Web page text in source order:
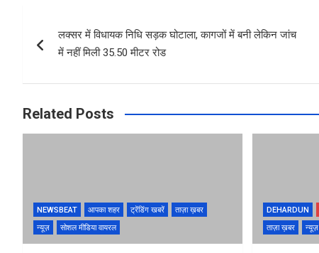
o
o
k
A
p
p
navigation
लक्सर में विधायक निधि सड़क घोटाला, कागजों में बनी लेकिन जांच
में नहीं मिली 35.50 मीटर रोड
Related Posts
NEWSBEAT आपका शहर ट्रेंडिंग खबरें
ताज़ा ख़बर
न्यूज़
सोशल मीडिया वायरल
DEHARDUN
ताज़ा ख़बर
न्यूज़